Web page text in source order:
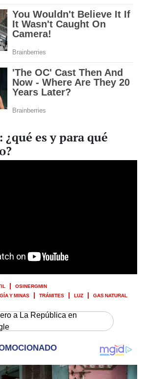
es y para qué
OSINERGMIN
Y MINAS
TRÁMITES LUZ GAS NATURAL
a La República en